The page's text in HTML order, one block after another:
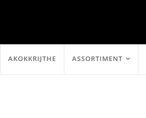
AKOKKRIJTHE ASSORTIMENT